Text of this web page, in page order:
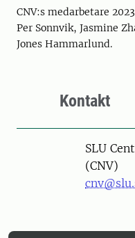
CNV:s medarbetare
Per Sonnvik, Jasmine
Jones Hammarlund.
Kontakt
SLU
(CNV)